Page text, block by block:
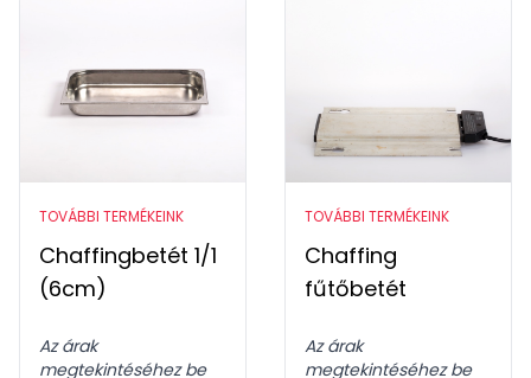
TOVÁBBI TERMÉKEINK
Chaffingbetét 1/1
(6cm)
Az árak
megtekintéséhez be
TOVÁBBI TERMÉKEINK
Chaffing
fűtőbetét
Az árak
megtekintéséhez be